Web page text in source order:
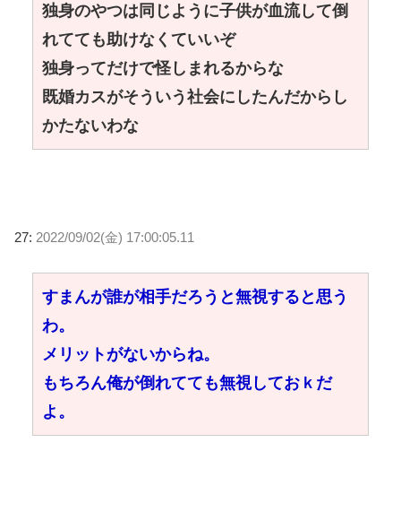
独身のやつは同じように子供が血流して倒
れてても助けなくていいぞ
独身ってだけで怪しまれるからな
既婚カスがそういう社会にしたんだからし
かたないわな
27: 2022/09/02(金) 17:00:05.11
すまんが誰が相手だろうと無視すると思う
わ。
メリットがないからね。
もちろん俺が倒れてても無視しておｋだ
よ。